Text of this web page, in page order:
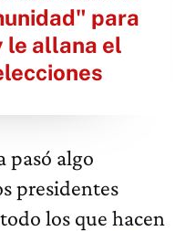
para
le allana el
pasó algo
presidentes
los que hacen